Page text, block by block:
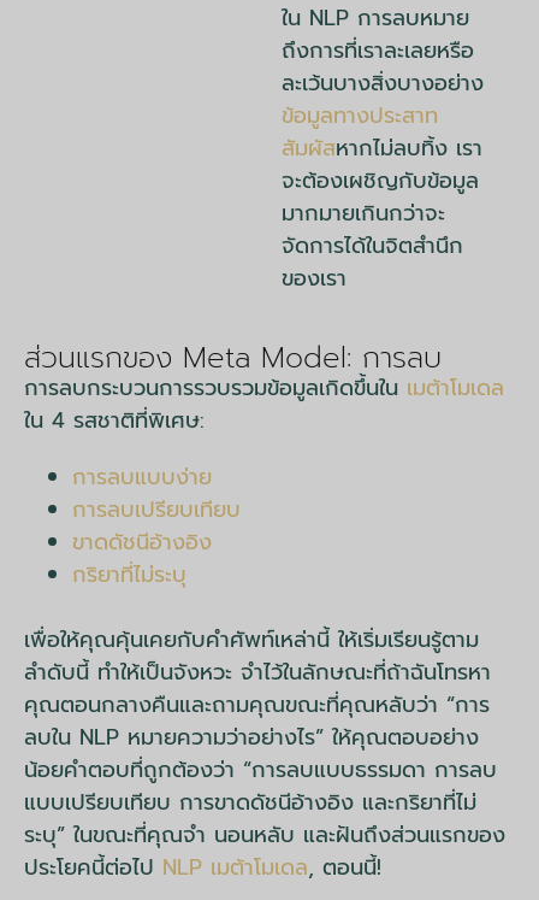
ใน NLP การลบหมาย
ถึงการที่เราละเลยหรือ
ละเว้นบางสิ่งบางอย่าง
ข้อมูลทางประสาท
สัมผัสหากไม่ลบทิ้ง เรา
จะต้องเผชิญกับข้อมูล
มากมายเกินกว่าจะ
จัดการได้ในจิตสำนึก
ของเรา
ส่วนแรกของ Meta Model: การลบ
การลบกระบวนการรวบรวมข้อมูลเกิดขึ้นใน เมต้าโมเดล
ใน 4 รสชาติที่พิเศษ:
การลบแบบง่าย
การลบเปรียบเทียบ
ขาดดัชนีอ้างอิง
กริยาที่ไม่ระบุ
เพื่อให้คุณคุ้นเคยกับคำศัพท์เหล่านี้ ให้เริ่มเรียนรู้ตาม
ลำดับนี้ ทำให้เป็นจังหวะ จำไว้ในลักษณะที่ถ้าฉันโทรหา
คุณตอนกลางคืนและถามคุณขณะที่คุณหลับว่า “การ
ลบใน NLP หมายความว่าอย่างไร” ให้คุณตอบอย่าง
น้อยคำตอบที่ถูกต้องว่า “การลบแบบธรรมดา การลบ
แบบเปรียบเทียบ การขาดดัชนีอ้างอิง และกริยาที่ไม่
ระบุ” ในขณะที่คุณจำ นอนหลับ และฝันถึงส่วนแรกของ
ประโยคนี้ต่อไป NLP เมต้าโมเดล, ตอนนี้!